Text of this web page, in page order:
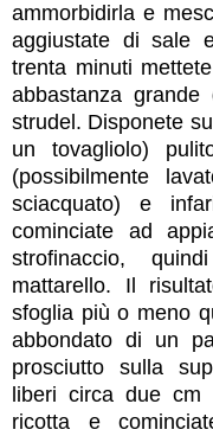
ammorbidirla e
aggiustate di sale
trenta minuti
abbastanza
strudel. Disponete
un tovagliolo)
(possibilmente
sciacquato) e
cominciate ad
strofinaccio,
mattarello. Il
sfoglia più o meno
abbondato di un
prosciutto sulla
liberi circa due
ricotta e